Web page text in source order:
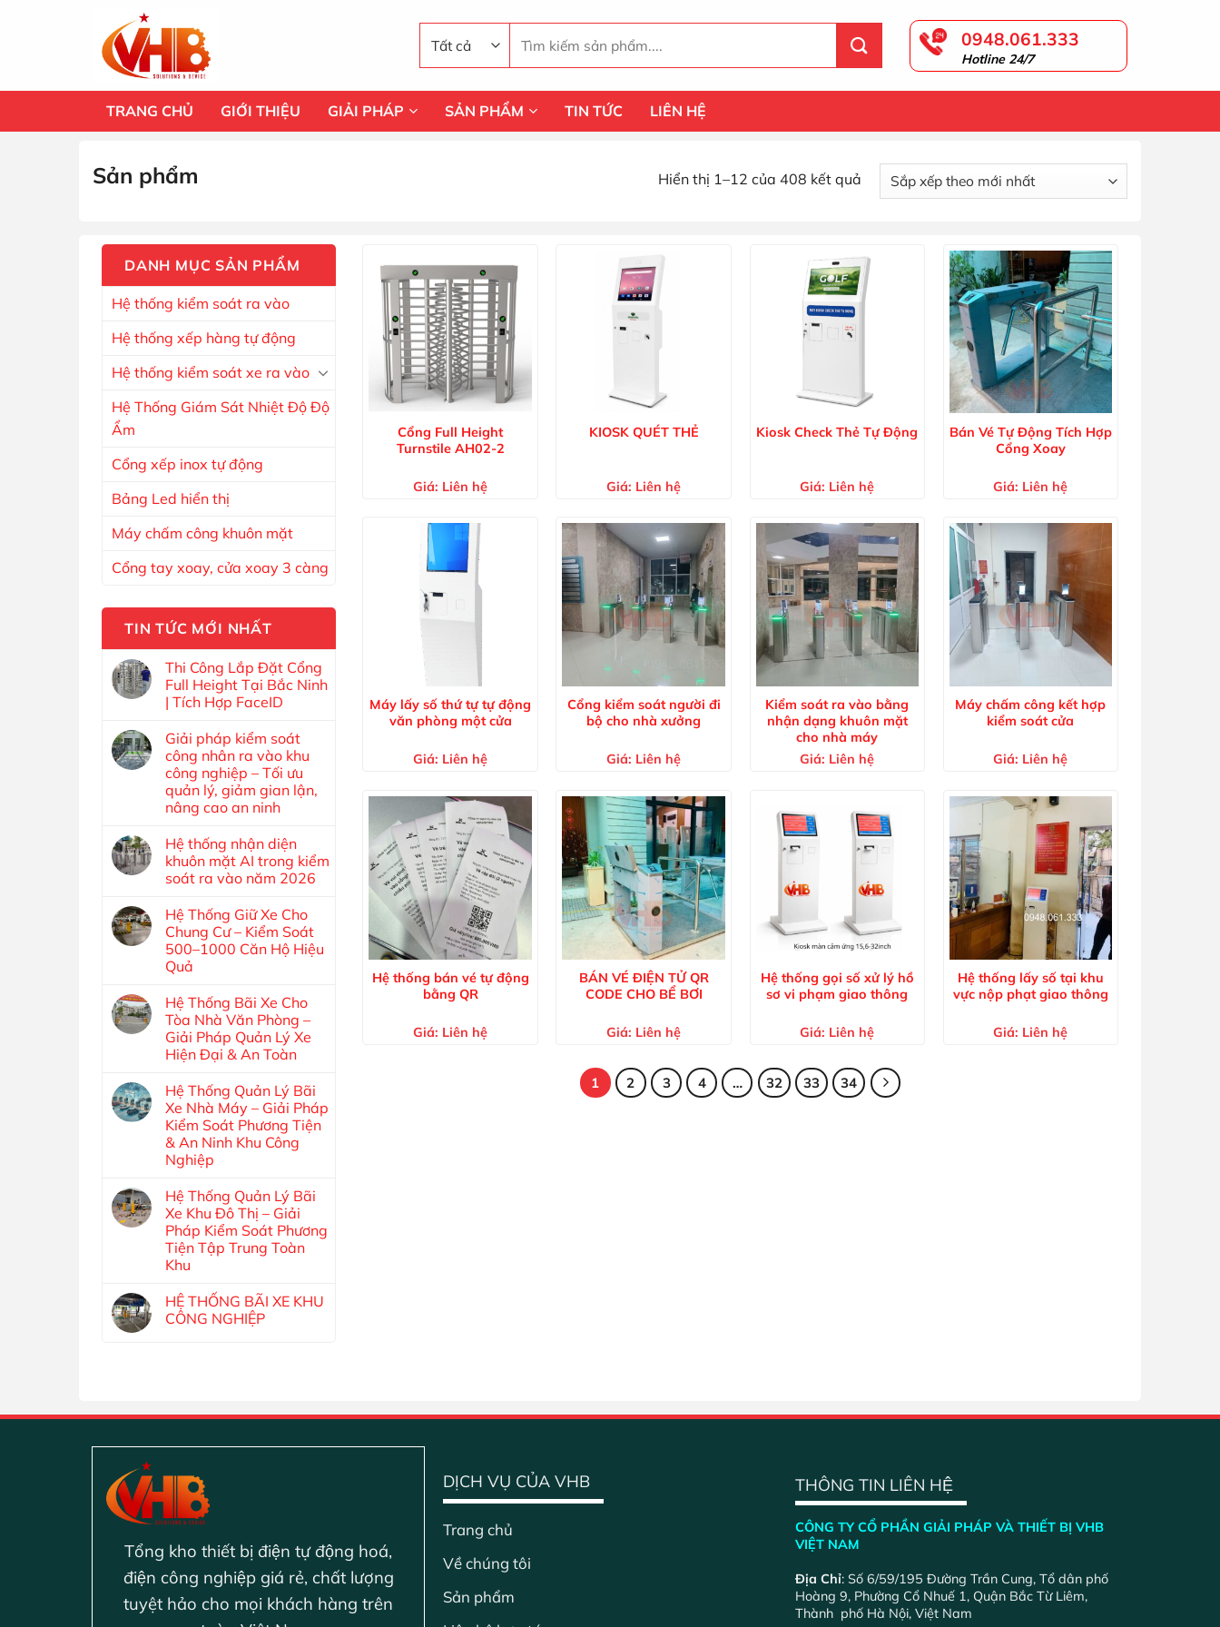
kiếm:
0948.061.333
Hotline 24/7
TRANG CHỦ GIỚI THIỆU GIẢI PHÁP SẢN PHẨM TIN TỨC LIÊN HỆ
Sản phẩm Hiển thị 1–12 của 408 kết quảĐã
sắp
mới
nhất
DANH MỤC SẢN PHẨM
Hệ thống kiểm soát ra vào
Hệ thống xếp hàng tự động
Hệ thống kiểm soát xe ra vào
Hệ Thống Giám Sát Nhiệt Độ Độ
Ẩm
Cổng xếp inox tự động
Bảng Led hiển thị
Máy chấm công khuôn mặt
Cổng tay xoay, cửa xoay 3 càng
TIN TỨC MỚI NHẤT
Thi Công Lắp Đặt Cổng
Full Height Tại Bắc Ninh
| Tích Hợp FaceID
Giải pháp kiểm soát
công nhân ra vào khu
công nghiệp – Tối ưu
quản lý, giảm gian lận,
nâng cao an ninh
Hệ thống nhận diện
khuôn mặt AI trong kiểm
soát ra vào năm 2026
Hệ Thống Giữ Xe Cho
Chung Cư – Kiểm Soát
500–1000 Căn Hộ Hiệu
Quả
Hệ Thống Bãi Xe Cho
Tòa Nhà Văn Phòng –
Giải Pháp Quản Lý Xe
Hiện Đại & An Toàn
Hệ Thống Quản Lý Bãi
Xe Nhà Máy – Giải Pháp
Kiểm Soát Phương Tiện
& An Ninh Khu Công
Nghiệp
Hệ Thống Quản Lý Bãi
Xe Khu Đô Thị – Giải
Pháp Kiểm Soát Phương
Tiện Tập Trung Toàn
Khu
HỆ THỐNG BÃI XE KHU
CÔNG NGHIỆP
Cổng Full Height
Turnstile AH02-2
Giá: Liên hệ
KIOSK QUÉT THẺ
Giá: Liên hệ
Kiosk Check Thẻ Tự Động
Giá: Liên hệ
Bán Vé Tự Động Tích Hợp
Cổng Xoay
Giá: Liên hệ
Máy lấy số thứ tự tự động
văn phòng một cửa
Giá: Liên hệ
Cổng kiểm soát người đi
bộ cho nhà xưởng
Giá: Liên hệ
Kiểm soát ra vào bằng
nhận dạng khuôn mặt
cho nhà máy
Giá: Liên hệ
Máy chấm công kết hợp
kiểm soát cửa
Giá: Liên hệ
Hệ thống bán vé tự động
bằng QR
Giá: Liên hệ
BÁN VÉ ĐIỆN TỬ QR
CODE CHO BỂ BƠI
Giá: Liên hệ
Hệ thống gọi số xử lý hồ
sơ vi phạm giao thông
Giá: Liên hệ
Hệ thống lấy số tại khu
vực nộp phạt giao thông
Giá: Liên hệ
1 2 3 4 … 32 33 34
Tổng kho thiết bị điện tự động hoá,
điện công nghiệp giá rẻ, chất lượng
tuyệt hảo cho mọi khách hàng trên
DỊCH VỤ CỦA VHB
Trang chủ
Về chúng tôi
Sản phẩm
THÔNG TIN LIÊN HỆ
CÔNG TY CỔ PHẦN GIẢI PHÁP VÀ THIẾT BỊ VHB
VIỆT NAM
Địa Chỉ: Số 6/59/195 Đường Trần Cung, Tổ dân phố
Hoàng 9, Phường Cổ Nhuế 1, Quận Bắc Từ Liêm,
Thành phố Hà Nội, Việt Nam